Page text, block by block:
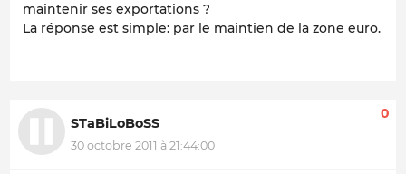
maintenir ses exportations ?
La réponse est simple: par le maintien de la zone euro.
STaBiLoBoSS
30 octobre 2011 à 21:44:00
0